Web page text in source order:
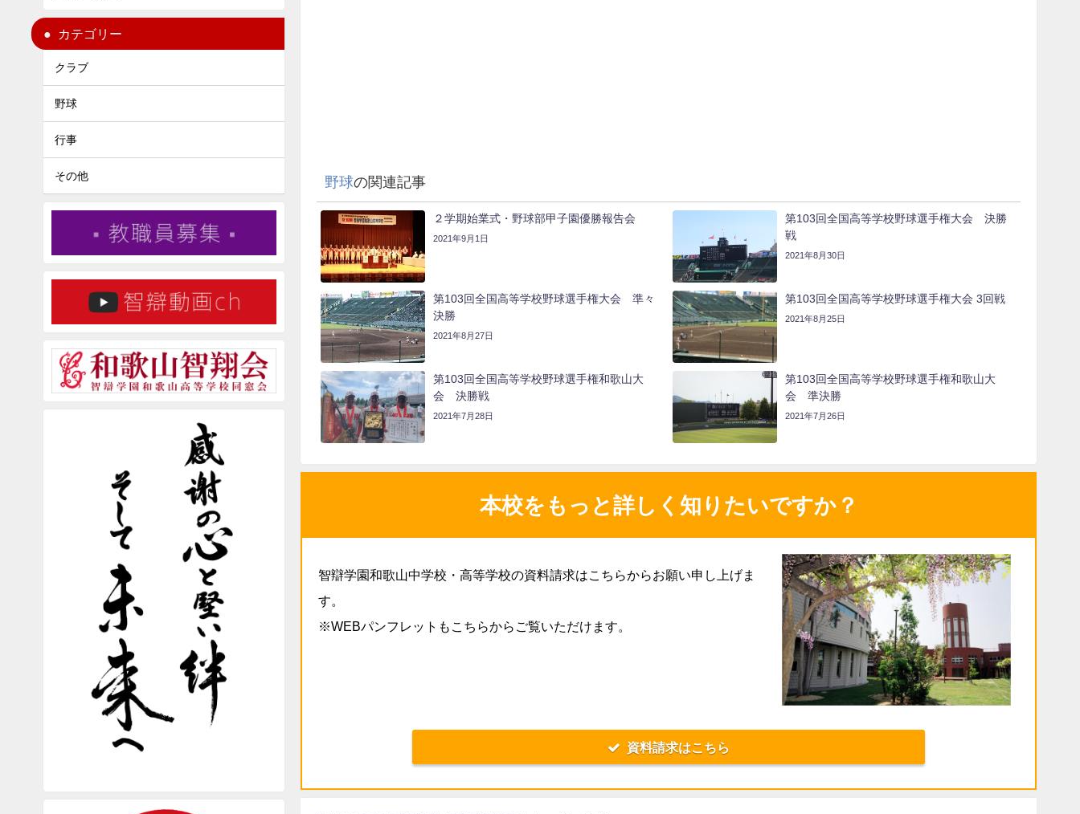
野球の関連記事
２学期始業式・野球部甲子園優勝報告会
2021年9月1日
第103回全国高等学校野球選手権大会 決勝
戦
2021年8月30日
第103回全国高等学校野球選手権大会 準々
決勝
2021年8月27日
第103回全国高等学校野球選手権大会 3回戦
2021年8月25日
第103回全国高等学校野球選手権和歌山大
会 決勝戦
2021年7月28日
第103回全国高等学校野球選手権和歌山大
会 準決勝
2021年7月26日
本校をもっと詳しく知りたいですか？
智辯学園和歌山中学校・高等学校の資料請求はこちらからお願い申し上げま
す。
※WEBパンフレットもこちらからご覧いただけます。
資料請求はこちら
カテゴリー
クラブ
野球
行事
その他